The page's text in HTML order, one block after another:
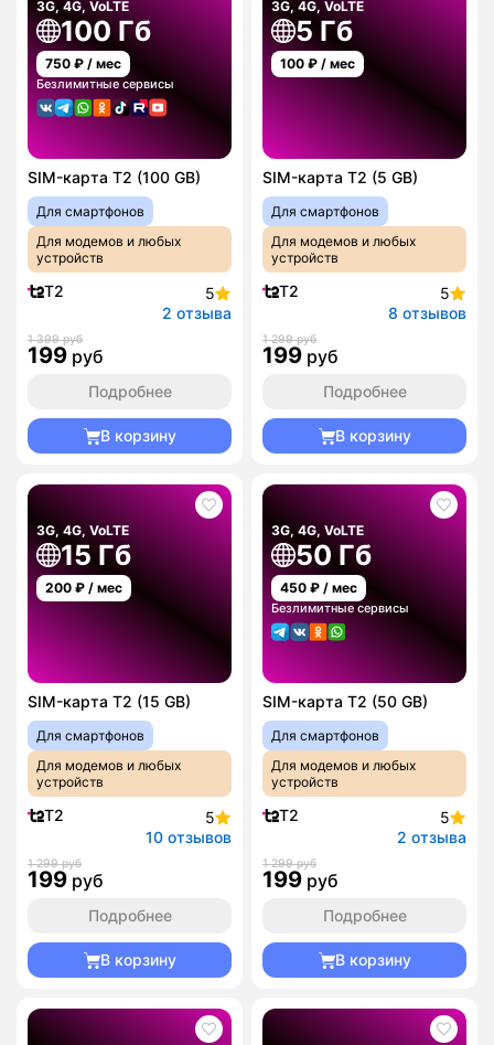
3G, 4G, VoLTE
100 Гб
750 ₽ / мес
Безлимитные сервисы
SIM-карта T2 (100 GB)
Для смартфонов
Для модемов и любых
устройств
T2
5
2 отзыва
1 399 руб
199 руб
Подробнее
В корзину
3G, 4G, VoLTE
5 Гб
100 ₽ / мес
SIM-карта T2 (5 GB)
Для смартфонов
Для модемов и любых
устройств
T2
5
8 отзывов
1 299 руб
199 руб
Подробнее
В корзину
3G, 4G, VoLTE
15 Гб
200 ₽ / мес
SIM-карта T2 (15 GB)
Для смартфонов
Для модемов и любых
устройств
T2
5
10 отзывов
1 299 руб
199 руб
Подробнее
В корзину
3G, 4G, VoLTE
50 Гб
450 ₽ / мес
Безлимитные сервисы
SIM-карта T2 (50 GB)
Для смартфонов
Для модемов и любых
устройств
T2
5
2 отзыва
1 299 руб
199 руб
Подробнее
В корзину